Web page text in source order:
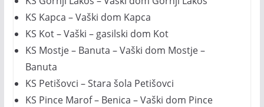
KS Kapca – Vaški dom Kapca
KS Kot – Vaški – gasilski dom Kot
KS Mostje – Banuta – Vaški dom Mostje –
Banuta
KS Petišovci – Stara šola Petišovci
KS Pince Marof – Benica – Vaški dom Pince